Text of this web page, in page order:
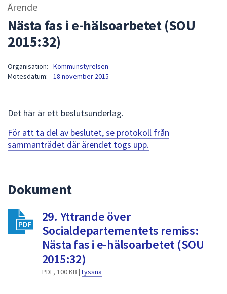
sökfältet
kommer
för
att
navigera
att
välja
något
Ärende
Nästa fas i e-hälsoarbetet (SOU
2015:32)
Organisation:
Kommunstyrelsen
Mötesdatum:
18 november 2015
Det här är ett beslutsunderlag.
För att ta del av beslutet, se protokoll från
sammanträdet där ärendet togs upp.
Dokument
29. Yttrande över
Socialdepartementets remiss:
Nästa fas i e-hälsoarbetet (SOU
2015:32)
PDF, 100 KB | Lyssna